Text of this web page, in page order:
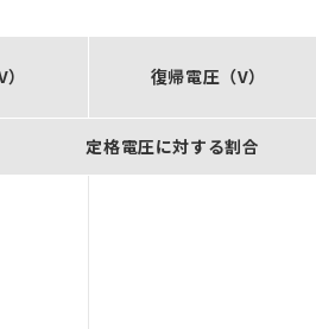
復帰電圧（V）
定格電圧に対する割合